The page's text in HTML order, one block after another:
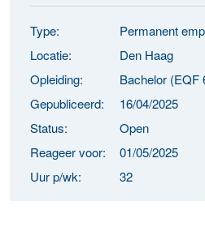
Type:
Permanent
Locatie:
Den Haag
Opleiding:
Bachelor (EQF
Gepubliceerd:
16/04/2025
Status:
Open
Reageer voor:
01/05/2025
Uur p/wk:
32